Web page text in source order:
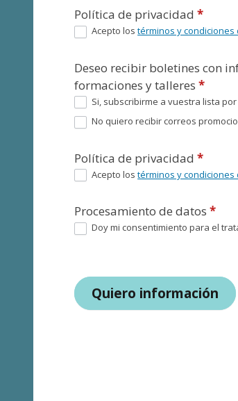
Política de privacidad*
Acepto lostérminos y
Deseo recibir boletines con
formaciones y talleres*
Si, subscribirme a vuestra lista
No quiero recibir correos
Política de privacidad*
Acepto lostérminos y
Procesamiento de datos*
Doy mi consentimiento para el
Quiero información